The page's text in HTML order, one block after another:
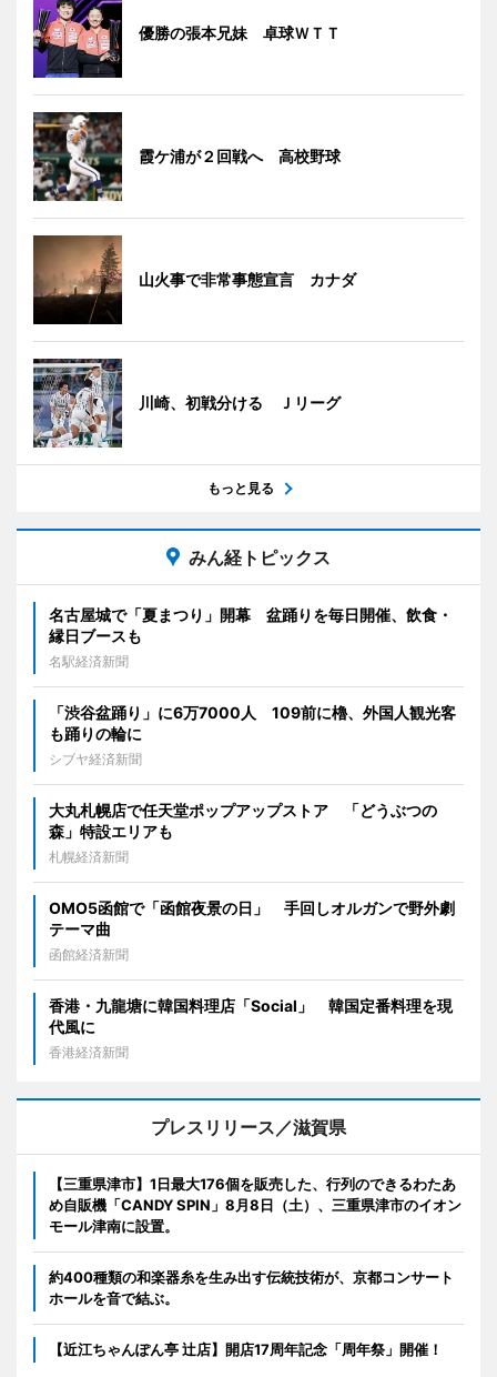
優勝の張本兄妹 卓球ＷＴＴ
霞ケ浦が２回戦へ 高校野球
山火事で非常事態宣言 カナダ
川崎、初戦分ける Ｊリーグ
もっと見る
みん経トピックス
名古屋城で「夏まつり」開幕 盆踊りを毎日開催、飲食・
縁日ブースも
名駅経済新聞
「渋谷盆踊り」に6万7000人 109前に櫓、外国人観光客
も踊りの輪に
シブヤ経済新聞
大丸札幌店で任天堂ポップアップストア 「どうぶつの
森」特設エリアも
札幌経済新聞
OMO5函館で「函館夜景の日」 手回しオルガンで野外劇
テーマ曲
函館経済新聞
香港・九龍塘に韓国料理店「Social」 韓国定番料理を現
代風に
香港経済新聞
プレスリリース／滋賀県
【三重県津市】1日最大176個を販売した、行列のできるわたあ
め自販機「CANDY SPIN」8月8日（土）、三重県津市のイオン
モール津南に設置。
約400種類の和楽器糸を生み出す伝統技術が、京都コンサート
ホールを音で結ぶ。
【近江ちゃんぽん亭 辻店】開店17周年記念「周年祭」開催！